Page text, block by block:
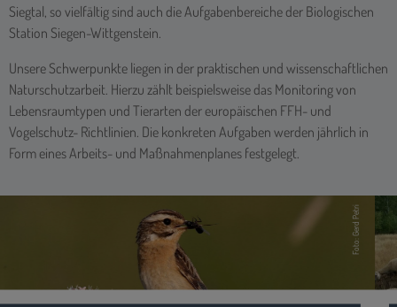
Siegtal, so vielfältig sind auch die Aufgabenbereiche der Biologischen
Station Siegen-Wittgenstein.
Unsere Schwerpunkte liegen in der praktischen und wissenschaftlichen
Naturschutzarbeit. Hierzu zählt beispielsweise das Monitoring von
Lebensraumtypen und Tierarten der europäischen FFH- und
Vogelschutz- Richtlinien. Die konkreten Aufgaben werden jährlich in
Form eines Arbeits- und Maßnahmenplanes festgelegt.
Foto: Jasmin Mantilla